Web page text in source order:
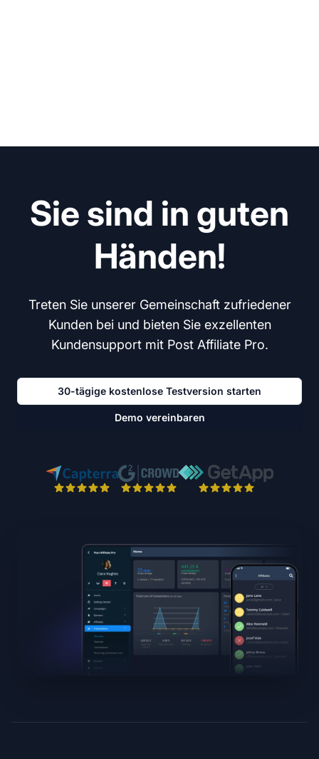
Sie sind in guten
Händen!
Treten Sie unserer Gemeinschaft zufriedener
Kunden bei und bieten Sie exzellenten
Kundensupport mit Post Affiliate Pro.
30-tägige kostenlose Testversion starten
Demo vereinbaren